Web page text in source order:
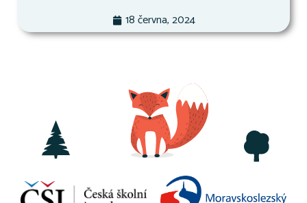
18 června, 2024